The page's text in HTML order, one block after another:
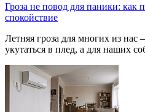
Гроза не повод для паники: как
спокойствие
Летняя гроза для многих из нас
укутаться в плед, а для наших